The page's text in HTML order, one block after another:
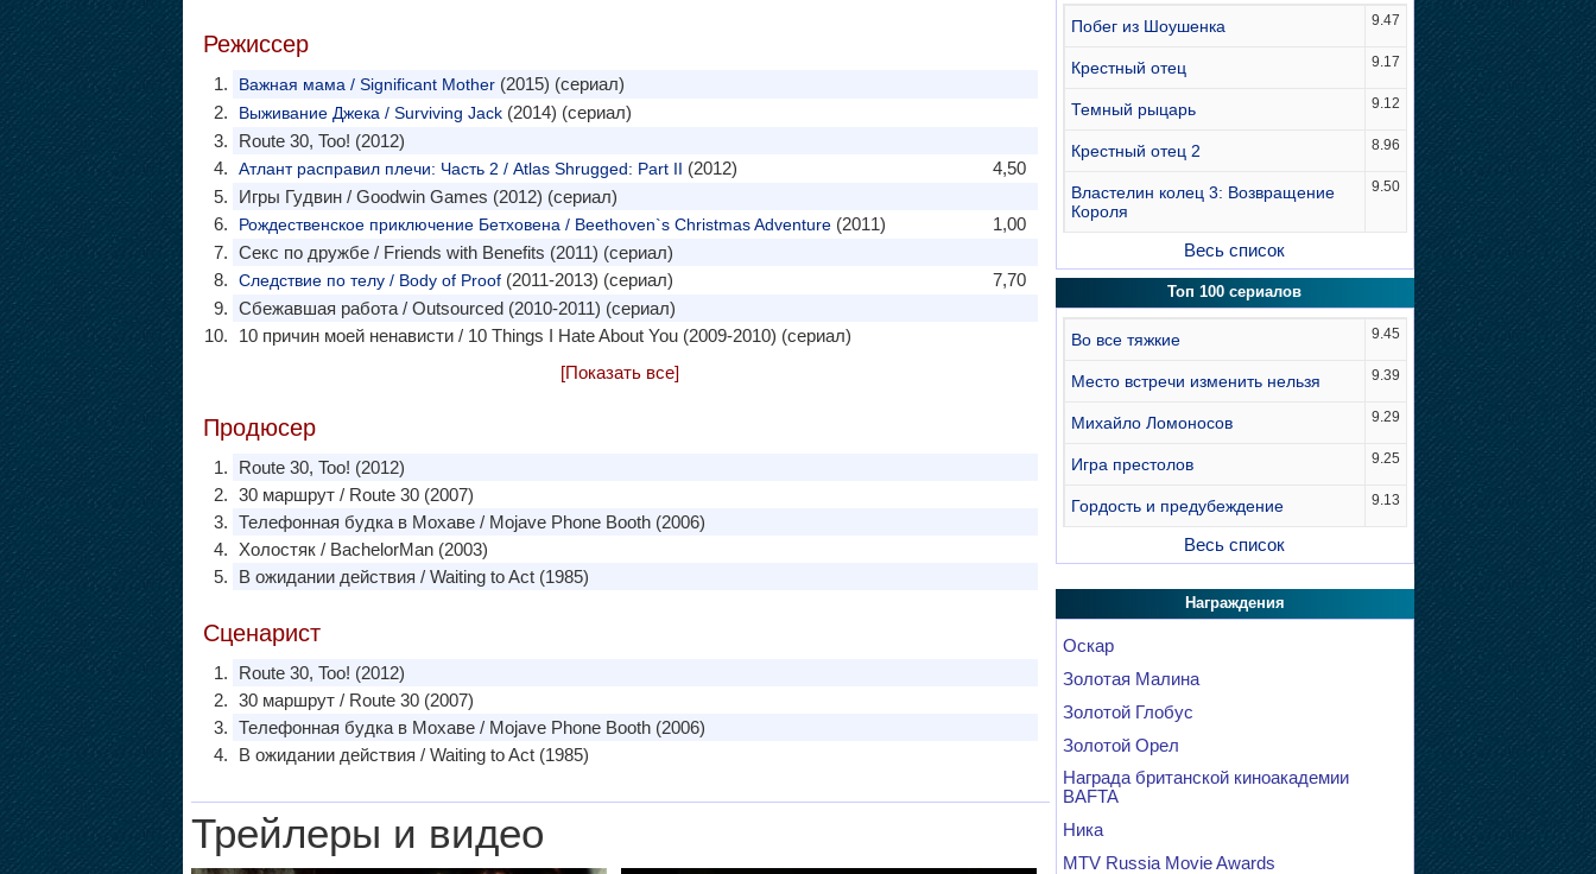
Режиссер
Важная мама / Significant Mother(2015) (сериал)
Выживание Джека / Surviving Jack(2014) (сериал)
Route 30, Too! (2012)
4,50
Атлант расправил плечи: Часть 2 / Atlas Shrugged: Part II (2012)
Игры Гудвин / Goodwin Games (2012) (сериал)
1,00
Рождественское приключение Бетховена / Beethoven`s Christmas Adventure(2011)
Секс по дружбе / Friends with Benefits (2011) (сериал)
7,70
Следствие по телу / Body of Proof(2011-2013) (сериал)
Сбежавшая работа / Outsourced (2010-2011) (сериал)
10 причин моей ненависти / 10 Things I Hate About You (2009-2010) (сериал)
[Показать все]
Продюсер
Route 30, Too! (2012)
30 маршрут / Route 30 (2007)
Телефонная будка в Мохаве / Mojave Phone Booth (2006)
Холостяк / BachelorMan (2003)
В ожидании действия / Waiting to Act (1985)
Сценарист
Route 30, Too! (2012)
30 маршрут / Route 30 (2007)
Телефонная будка в Мохаве / Mojave Phone Booth (2006)
В ожидании действия / Waiting to Act (1985)
Трейлеры и видео
Побег из Шоушенка 9.47
Крестный отец 9.17
Темный рыцарь 9.12
Крестный отец 2 8.96
Властелин колец 3: Возвращение
Короля
9.50
Весь список
Топ 100 сериалов
Во все тяжкие 9.45
Место встречи изменить нельзя 9.39
Михайло Ломоносов 9.29
Игра престолов 9.25
Гордость и предубеждение 9.13
Весь список
Награждения
Оскар
Золотая Малина
Золотой Глобус
Золотой Орел
Награда британской киноакадемии
BAFTA
Ника
MTV Russia Movie Awards